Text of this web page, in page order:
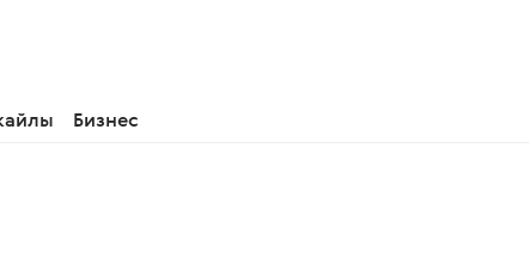
Бизнес